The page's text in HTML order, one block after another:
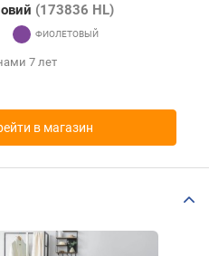
(173836 HL)
7 лет
в магазин